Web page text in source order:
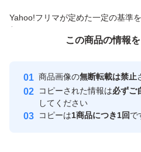
Yahoo!フリマが定めた一定の基準
付与しています
安心取引出品者
取引実績
この商品の情報
商品画像の無断転載は禁止
コピーされた情報は必ずご
してください
コピーは1商品につき1回で
この商品をみている人にオス